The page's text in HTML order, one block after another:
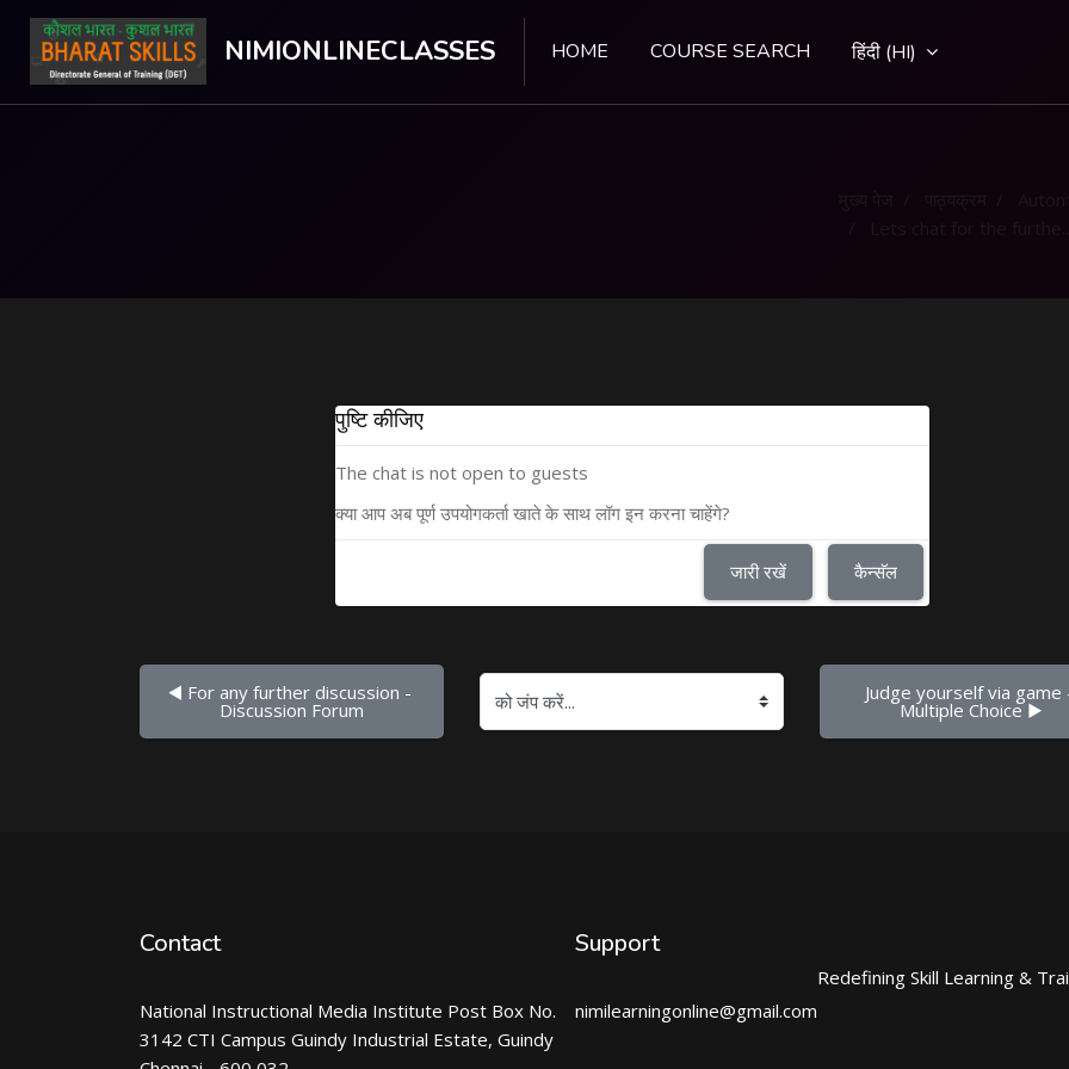
NIMIONLINECLASSES HOME COURSE SEARCH हिंदी ‎(HI)‎
पुष्टि कीजिए
The chat is not open to guests
क्या आप अब पूर्ण उपयोगकर्ता खाते के साथ लॉग इन करना चाहेंगे?
जारी रखें कैन्सॅल
◀︎ For any further discussion -
Discussion Forum को जंप करें... Judge yourself via game
Multiple Choice ▶︎
Contact
National Instructional Media Institute Post Box No.
3142 CTI Campus Guindy Industrial Estate, Guindy
Support
nimilearningonline@gmail.com
Redefining Skill Learning &